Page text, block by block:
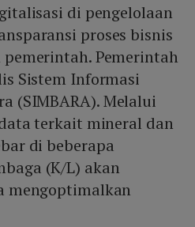
di pengelolaan
proses bisnis
Pemerintah
Sistem Informasi
(SIMBARA). Melalui
terkait mineral dan
di beberapa
(K/L) akan
mengoptimalkan